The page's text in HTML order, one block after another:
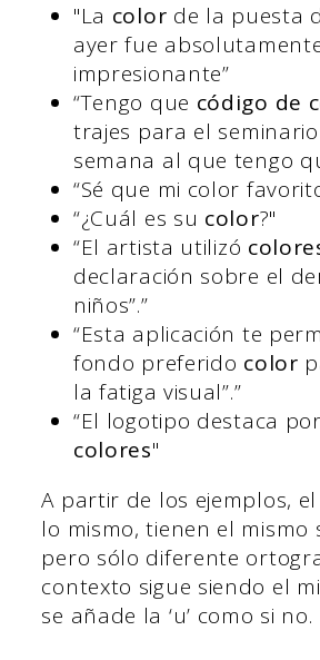
"La color de la puesta
ayer fue
impresionante”
“Tengo que código de
trajes para el
semana al que tengo
“Sé que mi color
“¿Cuál es su color?"
“El artista utilizó
declaración sobre el
niños”.”
“Esta aplicación te
fondo preferido color
la fatiga visual”.”
“El logotipo destaca
colores"
A partir de los ejemplos, el
lo mismo, tienen el mismo
pero sólo diferente
contexto sigue siendo el
se añade la ‘u’ como si no.